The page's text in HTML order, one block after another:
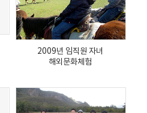
2009년 임직원 자녀
해외문화체험